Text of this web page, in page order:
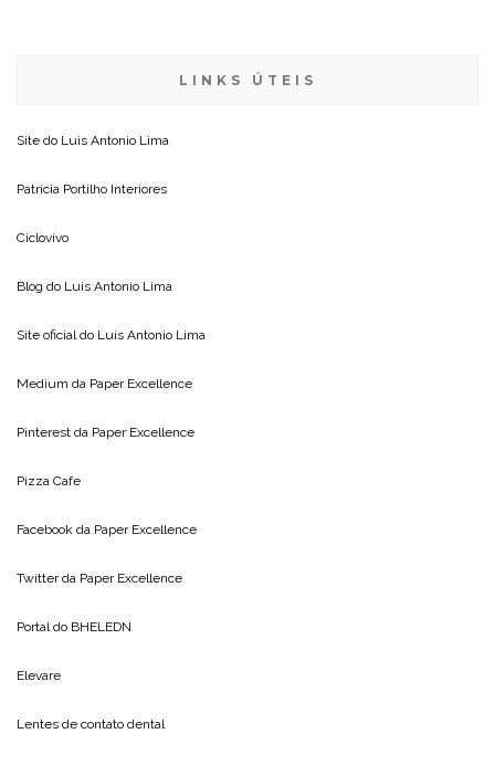
LINKS ÚTEIS
Site do Luis Antonio Lima
Patricia Portilho Interiores
Ciclovivo
Blog do Luis Antonio Lima
Site oficial do Luis Antonio Lima
Medium da Paper Excellence
Pinterest da Paper Excellence
Pizza Cafe
Facebook da Paper Excellence
Twitter da Paper Excellence
Portal do BHELEDN
Elevare
Lentes de contato dental